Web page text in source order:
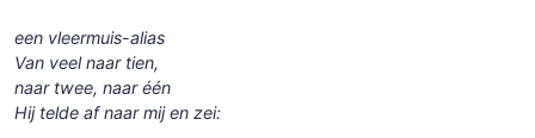
een vleermuis-alias
Van veel naar tien,
naar twee, naar één
Hij telde af naar mij en zei: